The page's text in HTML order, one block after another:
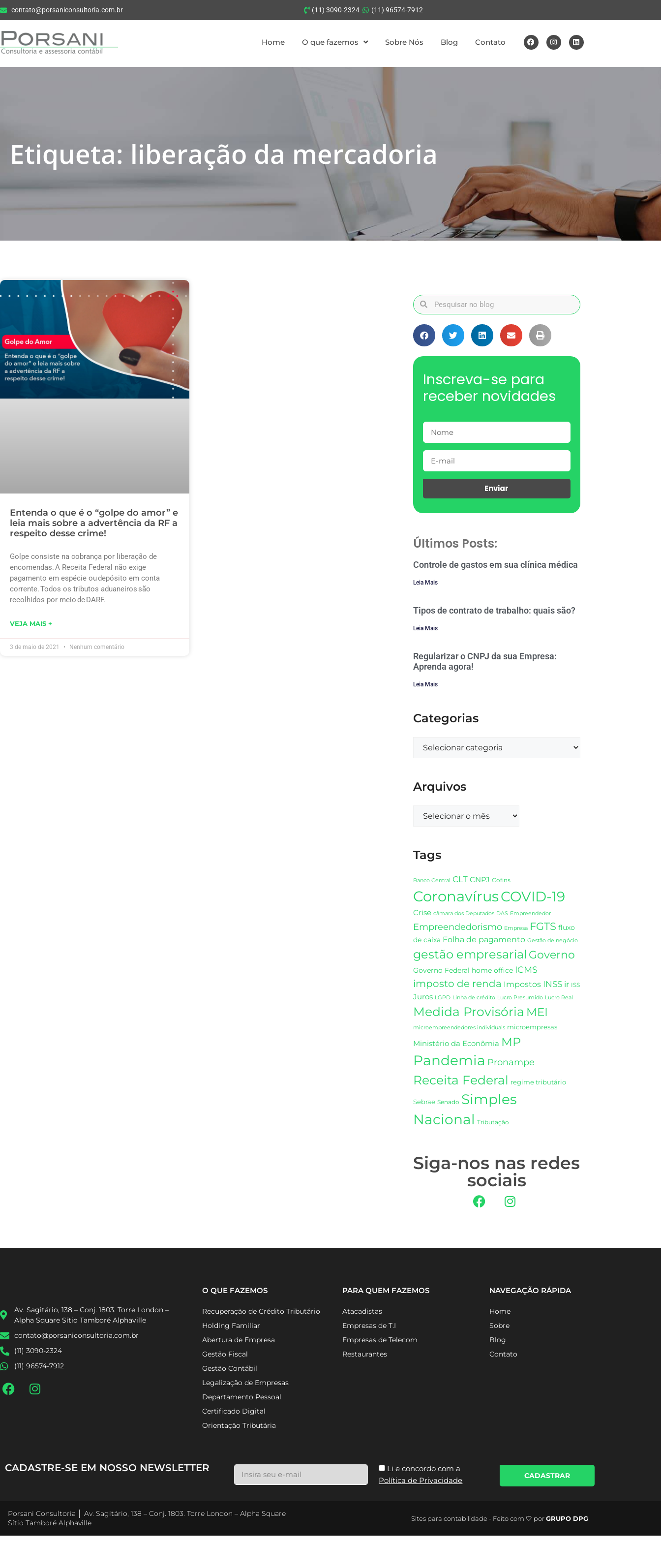
contato@porsaniconsultoria.com.br (11) 3090-2324 (11) 96574-7912
Home O que fazemos Sobre Nós Blog Contato
Etiqueta: liberação da mercadoria
Entenda o que é o “golpe do amor” e
leia mais sobre a advertência da RF a
respeito desse crime!
Golpe consiste na cobrança por liberação de
encomendas. A Receita Federal não exige
pagamento em espécie ou depósito em conta
corrente. Todos os tributos aduaneiros são
recolhidos por meio de DARF.
VEJA MAIS +
3 de maio de 2021 Nenhum comentário
Inscreva-se para
receber novidades
Enviar
Últimos Posts:
Controle de gastos em sua clínica médica
Leia Mais
Tipos de contrato de trabalho: quais são?
Leia Mais
Regularizar o CNPJ da sua Empresa:
Aprenda agora!
Leia Mais
Categorias
Arquivos
Tags
Banco Central CLT CNPJ Cofins
CoronavírusCOVID-19
Crise câmara dos Deputados DAS Empreendedor
Empreendedorismo Empresa FGTS fluxo
de caixa Folha de pagamento Gestão de negócio
gestão empresarial Governo
Governo Federal home office ICMS
imposto de renda Impostos INSS ir ISS
Juros LGPD Linha de crédito Lucro Presumido Lucro Real
Medida Provisória MEI
microempreendedores individuais microempresas
Ministério da Econômia MP
Pandemia Pronampe
Receita Federal regime tributário
Sebrae Senado Simples
Nacional Tributação
Siga-nos nas redes
sociais
Av. Sagitário, 138 – Conj. 1803. Torre London –
O QUE FAZEMOS
Recuperação de Crédito Tributário
Holding Familiar
Abertura de Empresa
Gestão Fiscal
Gestão Contábil
Legalização de Empresas
Departamento Pessoal
Certificado Digital
Orientação Tributária
PARA QUEM FAZEMOS
Atacadistas
Empresas de T.I
Empresas de Telecom
Restaurantes
NAVEGAÇÃO RÁPIDA
Home
Sobre
Blog
Contato
CADASTRE-SE EM NOSSO NEWSLETTER
Li e concordo com a
Política de Privacidade
CADASTRAR
Porsani Consultoria │ Av. Sagitário, 138 – Conj. 1803. Torre London – Alpha Square
Sítio Tamboré Alphaville
Sites para contabilidade - Feito com 🤍 porGRUPO DPG